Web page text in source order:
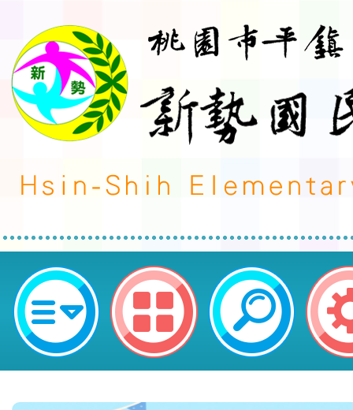
桃園市平鎮區新勢國民小學